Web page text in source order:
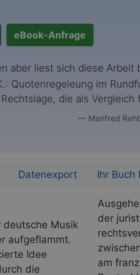
eBook-Anfrage
aber liest sich diese
Quotenregeleung im
die als
Manfred
Datenexport Ihr Buch
deutsche Musik
aufgeflammt.
Idee
die
der
am